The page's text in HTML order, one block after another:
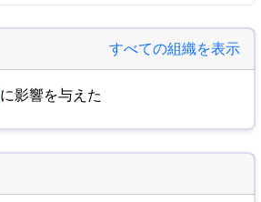
すべての組織を表示
に影響を与えた